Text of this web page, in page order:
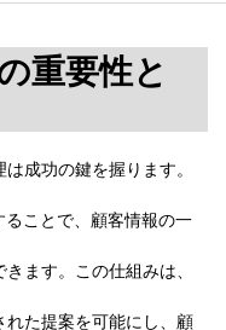
重要性と
成功の鍵を握ります。
ることで、顧客情報の一
ます。この仕組みは、
た提案を可能にし、顧